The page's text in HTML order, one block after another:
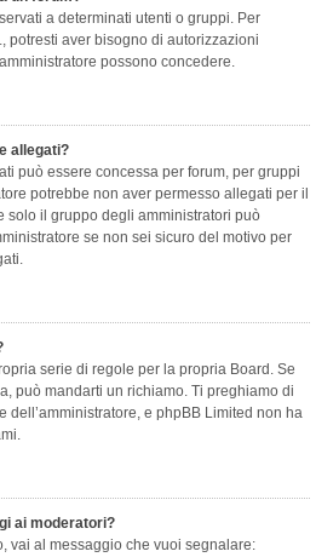
a determinati utenti o gruppi. Per
potresti aver bisogno di autorizzazioni
possono concedere.
allegati?
può essere concessa per forum, per gruppi
potrebbe non aver permesso allegati per il
solo il gruppo degli amministratori può
se non sei sicuro del motivo per
serie di regole per la propria Board. Se
può mandarti un richiamo. Ti preghiamo di
dell’amministratore, e phpBB Limited non ha
ai moderatori?
vai al messaggio che vuoi segnalare: